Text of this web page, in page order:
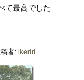
て最高でした
者: ikeriri